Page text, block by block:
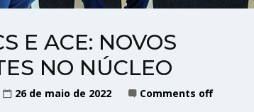
E ACE: NOVOS
NO NÚCLEO
26 de maio de 2022 Comments off